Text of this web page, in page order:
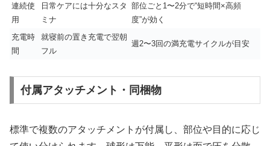
連続使
用
日常ケアには十分なスタ
ミナ
部位ごと1〜2分で“短時間×高頻
度”が効く
充電時
間
就寝前の置き充電で翌朝
フル
週2〜3回の満充電サイクルが目安
付属アタッチメント・同梱物
標準で複数のアタッチメントが付属し、部位や目的に応じ